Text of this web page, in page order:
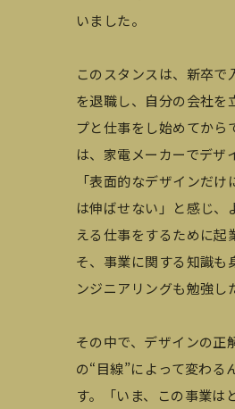
いました。
このスタンスは、新卒で
を退職し、自分の会社を
プと仕事をし始めてから
は、家電メーカーでデザ
「表面的なデザインだ
は伸ばせない」と感じ、
える仕事をするために起
そ、事業に関する知識も
ンジニアリングも勉強し
その中で、デザインの正
の“目線”によって変わる
す。「いま、この事業は